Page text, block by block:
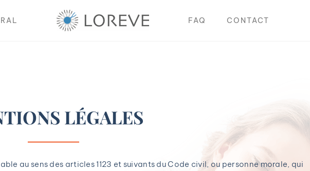
FAQ CONTACT
LÉGALES
au sens des articles 1123 et suivants du Code civil, ou personne morale, qui